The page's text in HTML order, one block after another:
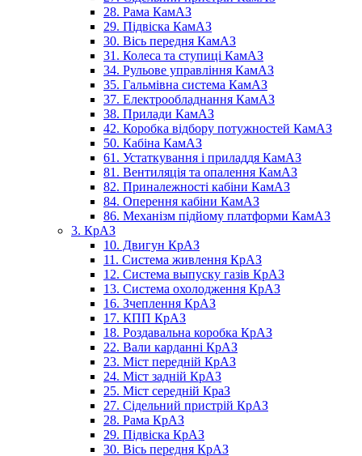
28. Рама КамАЗ
29. Підвіска КамАЗ
30. Вісь передня КамАЗ
31. Колеса та ступиці КамАЗ
34. Рульове управління КамАЗ
35. Гальмівна система КамАЗ
37. Електрообладнання КамАЗ
38. Прилади КамАЗ
42. Коробка відбору потужностей КамАЗ
50. Кабіна КамАЗ
61. Устаткування і приладдя КамАЗ
81. Вентиляція та опалення КамАЗ
82. Приналежності кабіни КамАЗ
84. Оперення кабіни КамАЗ
86. Механізм підйому платформи КамАЗ
3. КрАЗ
10. Двигун КрАЗ
11. Система живлення КрАЗ
12. Система выпуску газів КрАЗ
13. Система охолодження КрАЗ
16. Зчеплення КрАЗ
17. КПП КрАЗ
18. Роздавальна коробка КрАЗ
22. Вали карданні КрАЗ
23. Міст передній КрАЗ
24. Міст задній КрАЗ
25. Міст середній КраЗ
27. Сідельний пристрій КрАЗ
28. Рама КрАЗ
29. Підвіска КрАЗ
30. Вісь передня КрАЗ